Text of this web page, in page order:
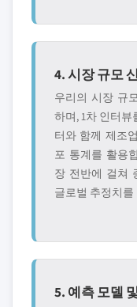
4. 시장 규모
우리의 시장 규
하며, 1차 인터
터와 함께 제조
포 통계를 활용
장 전반에 걸쳐
글로벌 추정치
5. 예측 모델